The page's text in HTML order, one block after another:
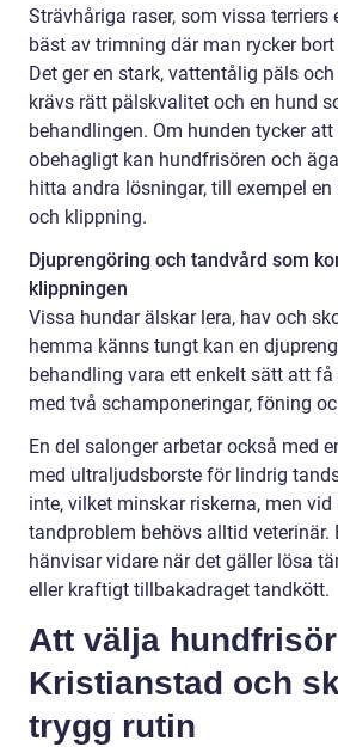
Strävhåriga raser, som vissa terriers
bäst av trimning där man rycker
Det ger en stark, vattentålig päls
krävs rätt pälskvalitet och en hund
behandlingen. Om hunden tycker
obehagligt kan hundfrisören och
hitta andra lösningar, till exempel
och klippning.
Djuprengöring och tandvård som
klippningen
Vissa hundar älskar lera, hav och
hemma känns tungt kan en
behandling vara ett enkelt sätt att
med två schamponeringar, föning
En del salonger arbetar också med
med ultraljudsborste för lindrig
inte, vilket minskar riskerna, men
tandproblem behövs alltid veterinär.
hänvisar vidare när det gäller lösa
eller kraftigt tillbakadraget tandkött.
Att välja
Kristianstad och
trygg rutin